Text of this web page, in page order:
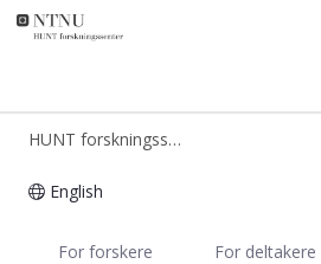
HUNT forskningssenter
English
HUNT -
For forskere For deltakere